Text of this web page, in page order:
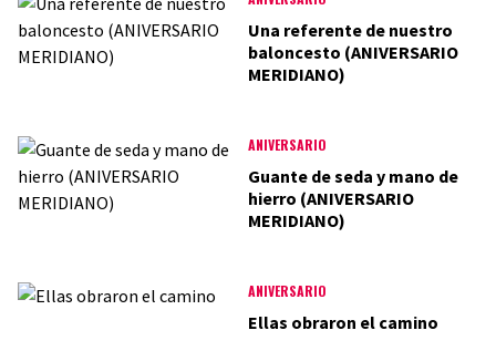
Una referente de nuestro
baloncesto (ANIVERSARIO
MERIDIANO)
ANIVERSARIO
Guante de seda y mano de
hierro (ANIVERSARIO
MERIDIANO)
ANIVERSARIO
Ellas obraron el camino